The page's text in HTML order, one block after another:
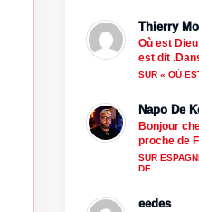
Thierry
Où est
est dit
SUR « OÙ
Napo De
Bonjour
proche de
SUR
DE…
eedes